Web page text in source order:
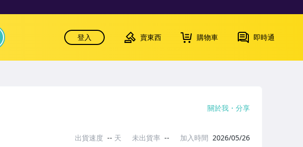
登入 賣東西 購物車 即時通
關於我 分享
出貨速度 -- 天 未出貨率 -- 加入時間 2026/05/26